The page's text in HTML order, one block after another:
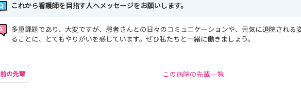
これから看護師を目指す人へメッセージをお願いします。
多重課題であり、大変ですが、患者さんとの日々のコミュニケーションや、元気に退院される
ることに、とてもやりがいを感じています。ぜひ私たちと一緒に働きましょう。
前の先輩 この病院の先輩一覧